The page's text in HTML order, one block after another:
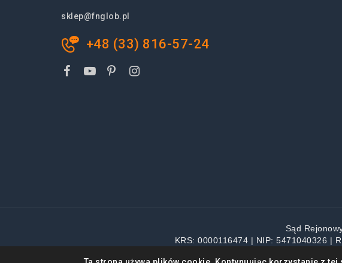
sklep@fnglob.pl
+48 (33) 816-57-24
Sąd
KRS: 0000116474 | NIP: 5471040326 |
Wszystkie ceny